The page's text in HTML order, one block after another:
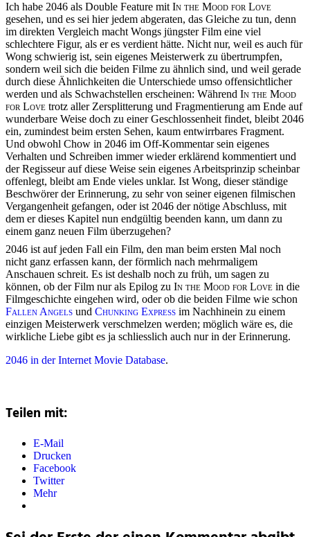
Ich habe 2046 als Double Feature mitIn the Mood for Love
gesehen, und es sei hier jedem abgeraten, das Gleiche zu tun, denn
im direkten Vergleich macht Wongs jüngster Film eine viel
schlechtere Figur, als er es verdient hätte. Nicht nur, weil es auch für
Wong schwierig ist, sein eigenes Meisterwerk zu übertrumpfen,
sondern weil sich die beiden Filme zu ähnlich sind, und weil gerade
durch diese Ähnlichkeiten die Unterschiede umso offensichtlicher
werden und als Schwachstellen erscheinen: Während In the Mood
for Love trotz aller Zersplitterung und Fragmentierung am Ende auf
wunderbare Weise doch zu einer Geschlossenheit findet, bleibt2046
ein, zumindest beim ersten Sehen, kaum entwirrbares Fragment.
Und obwohl Chow in 2046 im Off-Kommentar sein eigenes
Verhalten und Schreiben immer wieder erklärend kommentiert und
der Regisseur auf diese Weise sein eigenes Arbeitsprinzip scheinbar
offenlegt, bleibt am Ende vieles unklar. Ist Wong, dieser ständige
Beschwörer der Erinnerung, zu sehr von seiner eigenen filmischen
Vergangenheit gefangen, oder ist 2046 der nötige Abschluss, mit
dem er dieses Kapitel nun endgültig beenden kann, um dann zu
einem ganz neuen Film überzugehen?
2046 ist auf jeden Fall ein Film, den man beim ersten Mal noch
nicht ganz erfassen kann, der förmlich nach mehrmaligem
Anschauen schreit. Es ist deshalb noch zu früh, um sagen zu
können, ob der Film nur als Epilog zu In the Mood for Love in die
Filmgeschichte eingehen wird, oder ob die beiden Filme wie schon
Fallen Angels und Chunking Express im Nachhinein zu einem
einzigen Meisterwerk verschmelzen werden; möglich wäre es, die
wirkliche Liebe gibt es ja schliesslich auch nur in der Erinnerung.
2046 in der Internet Movie Database.
Teilen mit:
E-Mail
Drucken
Facebook
Twitter
Mehr